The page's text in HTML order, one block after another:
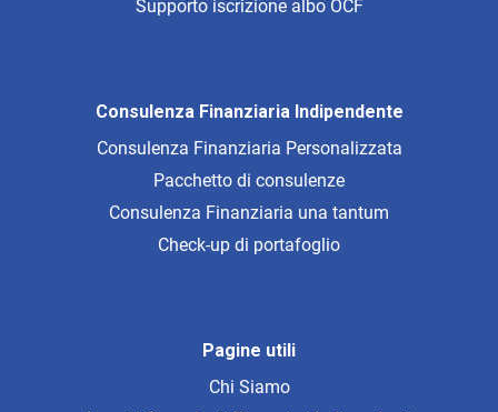
Pagine utili
Chi Siamo
Consulenza Finanziaria Indipendente
Consulenza Finanziaria Personalizzata
Pacchetto di consulenze
Consulenza Finanziaria una tantum
Check-up di portafoglio
Supporto iscrizione albo OCF